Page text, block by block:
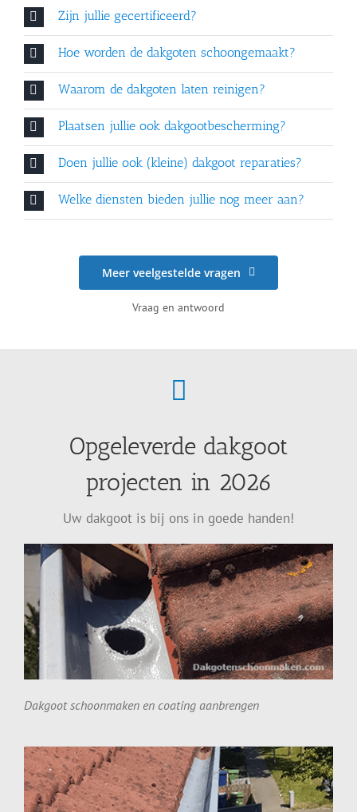
Zijn jullie gecertificeerd?
Hoe worden de dakgoten schoongemaakt?
Waarom de dakgoten laten reinigen?
Plaatsen jullie ook dakgootbescherming?
Doen jullie ook (kleine) dakgoot reparaties?
Welke diensten bieden jullie nog meer aan?
Meer veelgestelde vragen
Vraag en antwoord
Opgeleverde dakgoot
projecten in 2026
Uw dakgoot is bij ons in goede handen!
Dakgoot schoonmaken en coating aanbrengen